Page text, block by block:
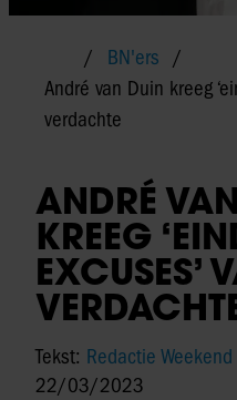
BN'ers
André van Duin kreeg
verdachte
ANDRÉ
KREEG
EXCUSES’
Tekst: Redactie Weekend
22/03/2023